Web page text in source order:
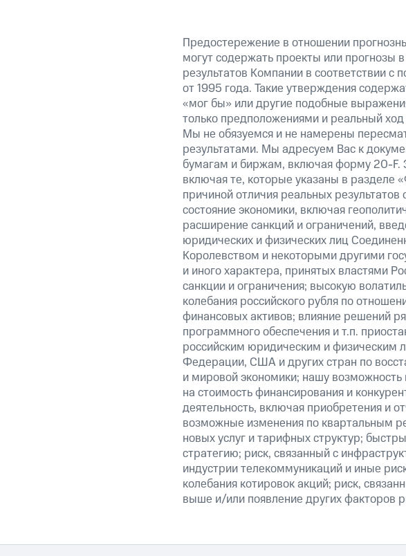
Предостережение в отношении
могут содержать проекты или прогнозы
результатов Компании в соответствии
от 1995 года. Такие утверждения
«мог бы» или другие подобные
только предположениями и реальный ход
Мы не обязуемся и не намерены
результатами. Мы адресуем Вас к
бумагам и биржам, включая форму 20-
включая те, которые указаны в
причиной отличия реальных
состояние экономики, включая
расширение санкций и ограничений,
юридических и физических лиц
Королевством и некоторыми другими
и иного характера, принятых властями
санкции и ограничения; высокую
колебания российского рубля по
финансовых активов; влияние решений
программного обеспечения и т.п.
российским юридическим и физическим
Федерации, США и других стран по
и мировой экономики; нашу
на стоимость финансирования и
деятельность, включая приобретения и
возможные изменения по квартальным
новых услуг и тарифных структур;
стратегию; риск, связанный с
индустрии телекоммуникаций и иные
колебания котировок акций; риск,
выше и/или появление других факторов